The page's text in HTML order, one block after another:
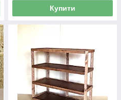
Купити